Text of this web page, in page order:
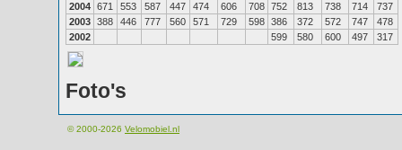
2004 671 553 587 447 474 606 708 752 813 738 714
737
2003 388 446 777 560 571 729 598 386 372 572 747
478
2002
599 580 600 497 317
Foto's
© 2000-2026 Velomobiel.nl